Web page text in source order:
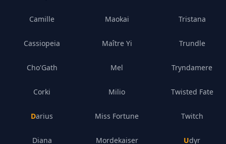
Camille
Cassiopeia
Cho'Gath
Corki
Darius
Diana
Maokai
Maître Yi
Mel
Milio
Miss Fortune
Mordekaiser
Tristana
Trundle
Tryndamere
Twisted Fate
Twitch
Udyr